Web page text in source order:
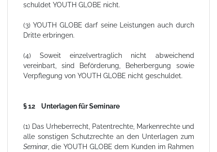
schuldet YOUTH GLOBE nicht.
(3) YOUTH GLOBE darf seine Leistungen auch durch
Dritte erbringen.
(4) Soweit einzelvertraglich nicht abweichend
vereinbart, sind Beförderung, Beherbergung sowie
Verpflegung von YOUTH GLOBE nicht geschuldet.
§ 12 Unterlagen für Seminare
(1) Das Urheberrecht, Patentrechte, Markenrechte und
alle sonstigen Schutzrechte an den Unterlagen zum
Seminar, die YOUTH GLOBE dem Kunden im Rahmen